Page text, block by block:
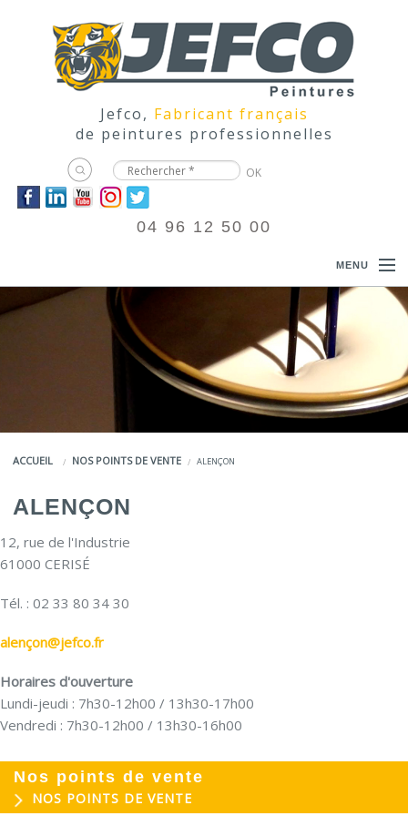
Jefco, Fabricant français
de peintures professionnelles
04 96 12 50 00
MENU
ACCUEIL
COULEURS
LA MARQUE JEFCO®
ACCUEIL NOS POINTS DE VENTE ALENÇON
ALENÇON
12, rue de l'Industrie
61000 CERISÉ
Tél. : 02 33 80 34 30
alençon@jefco.fr
Horaires d'ouverture
Lundi-jeudi : 7h30-12h00 / 13h30-17h00
Vendredi : 7h30-12h00 / 13h30-16h00
Nos points de vente
NOS POINTS DE VENTE